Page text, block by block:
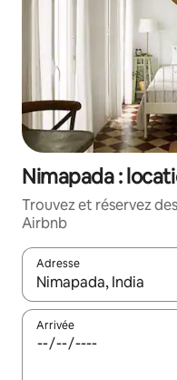
Nimapada :
Trouvez et réservez
Airbnb
Adresse
Lorsque les résultats
Arrivée